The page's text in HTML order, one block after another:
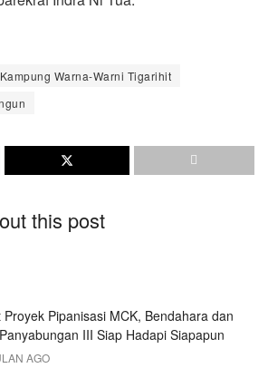
Kampung Warna-Warni Tigarihit
this post
Proyek Pipanisasi MCK, Bendahara dan
III Siap Hadapi Siapapun
AGO